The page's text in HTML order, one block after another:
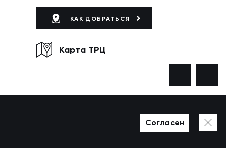
КАК ДОБРАТЬСЯ
Карта ТРЦ
Разработано в WEZOM
Согласен